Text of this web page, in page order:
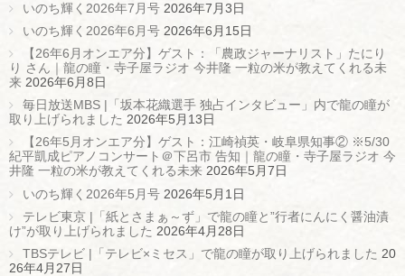
いのち輝く2026年7月号 2026年7月3日
いのち輝く2026年6月号 2026年6月15日
【26年6月オンエア分】ゲスト：「農政ジャーナリスト」たにり
り さん｜龍の瞳・寺子屋ラジオ 今井隆 一粒の米が教えてくれる未
来 2026年6月8日
毎日放送MBS |「坂本花織選手 独占インタビュー」内で龍の瞳が
取り上げられました 2026年5月13日
【26年5月オンエア分】ゲスト：江崎禎英・岐阜県知事② ※5/30
紀平凱成ピアノコンサート＠下呂市 告知｜龍の瞳・寺子屋ラジオ 今
井隆 一粒の米が教えてくれる未来 2026年5月7日
いのち輝く2026年5月号 2026年5月1日
テレビ東京 |「紙とさまぁ～ず」で龍の瞳と”行者にんにく醤油漬
け”が取り上げられました 2026年4月28日
TBSテレビ |「テレビ×ミセス」で龍の瞳が取り上げられました 20
26年4月27日